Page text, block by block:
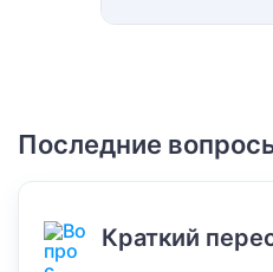
Последние
Краткий